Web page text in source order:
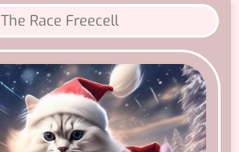
The Race Freecell